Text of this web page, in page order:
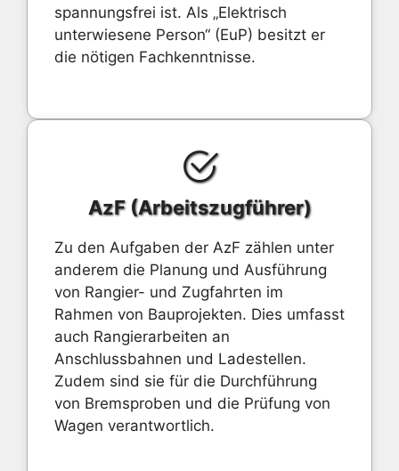
spannungsfrei ist. Als „Elektrisch
unterwiesene Person“ (EuP) besitzt er
die nötigen Fachkenntnisse.
AzF (Arbeitszugführer)
Zu den Aufgaben der AzF zählen unter
anderem die Planung und Ausführung
von Rangier- und Zugfahrten im
Rahmen von Bauprojekten. Dies umfasst
auch Rangierarbeiten an
Anschlussbahnen und Ladestellen.
Zudem sind sie für die Durchführung
von Bremsproben und die Prüfung von
Wagen verantwortlich.